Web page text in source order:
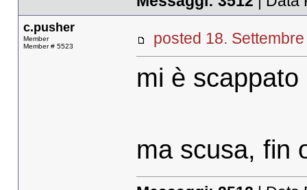
c.pusher
Member
Member # 5523
posted 18.
mi è scappato
ma scusa, fin